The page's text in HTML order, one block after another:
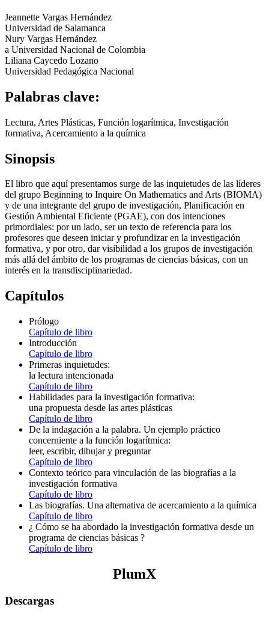
Jeannette Vargas Hernández
Universidad de Salamanca
Nury Vargas Hernández
a Universidad Nacional de Colombia
Liliana Caycedo Lozano
Universidad Pedagógica Nacional
Palabras clave:
Lectura, Artes Plásticas, Función logarítmica, Investigación
formativa, Acercamiento a la química
Sinopsis
El libro que aquí presentamos surge de las inquietudes de las líderes
del grupo Beginning to Inquire On Mathematics and Arts (BIOMA)
y de una integrante del grupo de investigación, Planificación en
Gestión Ambiental Eficiente (PGAE), con dos intenciones
primordiales: por un lado, ser un texto de referencia para los
profesores que deseen iniciar y profundizar en la investigación
formativa, y por otro, dar visibilidad a los grupos de investigación
más allá del ámbito de los programas de ciencias básicas, con un
interés en la transdisciplinariedad.
Capítulos
Prólogo
Capítulo de libro
Introducción
Capítulo de libro
Primeras inquietudes:
la lectura intencionada
Capítulo de libro
Habilidades para la investigación formativa:
una propuesta desde las artes plásticas
Capítulo de libro
De la indagación a la palabra. Un ejemplo práctico
concerniente a la función logarítmica:
leer, escribir, dibujar y preguntar
Capítulo de libro
Contexto teórico para vinculación de las biografías a la
investigación formativa
Capítulo de libro
Las biografías. Una alternativa de acercamiento a la química
Capítulo de libro
¿ Cómo se ha abordado la investigación formativa desde un
programa de ciencias básicas ?
Capítulo de libro
PlumX
Descargas